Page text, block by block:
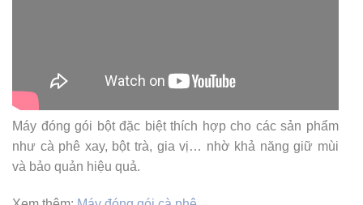
Máy đóng gói bột đặc biệt thích hợp cho các sản phẩm
như cà phê xay, bột trà, gia vị… nhờ khả năng giữ mùi
và bảo quản hiệu quả.